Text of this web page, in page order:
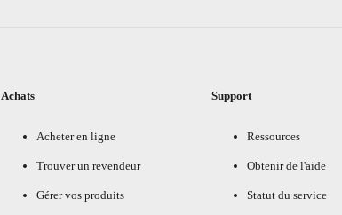
Achats
Acheter en ligne
Trouver un revendeur
Gérer vos produits
Support
Ressources
Obtenir de l'aide
Statut du service